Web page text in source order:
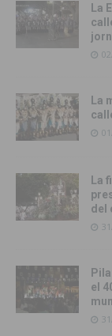
La
La
La
del
el